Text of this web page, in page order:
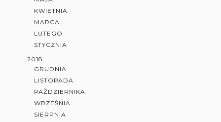
KWIETNIA
MARCA
LUTEGO
STYCZNIA
2018
GRUDNIA
LISTOPADA
PAŹDZIERNIKA
WRZEŚNIA
SIERPNIA